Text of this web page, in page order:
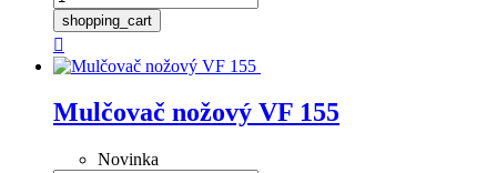
shopping_cart

Mulčovač nožový VF 155
Novinka